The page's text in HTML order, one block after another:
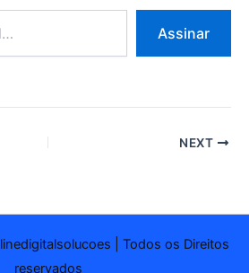
Assinar
NEXT
| Todos os Direitos
reservados